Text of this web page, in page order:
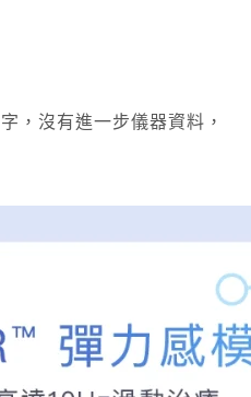
，沒有進一步儀器資料，